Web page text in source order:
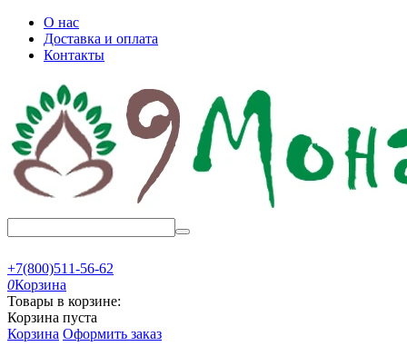
О нас
Доставка и оплата
Контакты
+7(800)511-56-62
0Корзина
Товары в корзине:
Корзина пуста
Корзина Оформить заказ